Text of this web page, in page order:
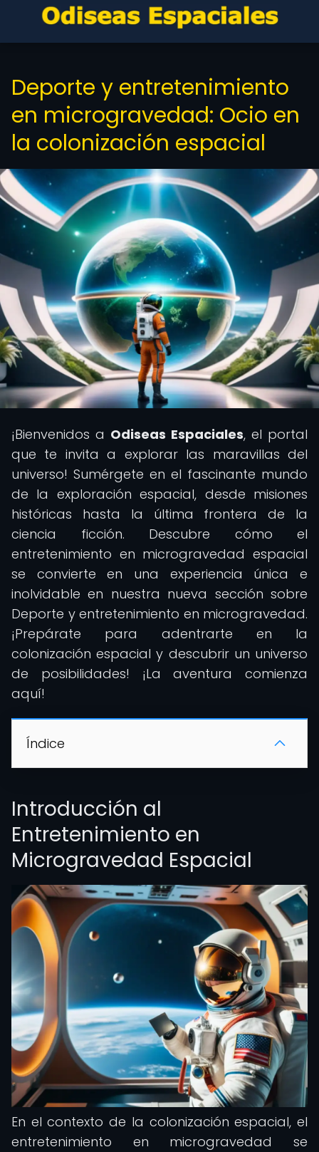
Deporte y entretenimiento
en microgravedad: Ocio en
la colonización espacial
¡Bienvenidos a Odiseas Espaciales, el portal
que te invita a explorar las maravillas del
universo! Sumérgete en el fascinante mundo
de la exploración espacial, desde misiones
históricas hasta la última frontera de la
ciencia ficción. Descubre cómo el
entretenimiento en microgravedad espacial
se convierte en una experiencia única e
inolvidable en nuestra nueva sección sobre
Deporte y entretenimiento en microgravedad.
¡Prepárate para adentrarte en la
colonización espacial y descubrir un universo
de posibilidades! ¡La aventura comienza
aquí!
Índice
Introducción al
Entretenimiento en
Microgravedad Espacial
En el contexto de la colonización espacial, el
entretenimiento en microgravedad se